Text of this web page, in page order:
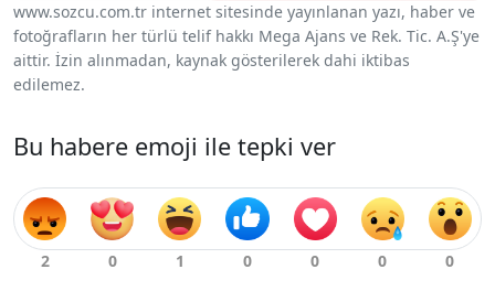
www.sozcu.com.tr internet sitesinde yayınlanan yazı, haber ve
fotoğrafların her türlü telif hakkı Mega Ajans ve Rek. Tic. A.Ş'ye
aittir. İzin alınmadan, kaynak gösterilerek dahi iktibas
edilemez.
Bu habere emoji ile tepki ver